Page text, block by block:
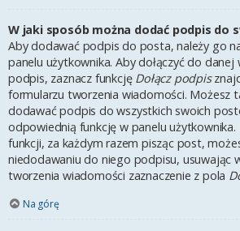
W jaki sposób można dodać podpis do
Aby dodawać podpis do posta, należy go
panelu użytkownika. Aby dołączyć do
podpis, zaznacz funkcję Dołącz podpis
formularzu tworzenia wiadomości. Możesz
dodawać podpis do wszystkich swoich
odpowiednią funkcję w panelu
funkcji, za każdym razem pisząc post,
niedodawaniu do niego podpisu, usuwając
tworzenia wiadomości zaznaczenie z pola
Na górę